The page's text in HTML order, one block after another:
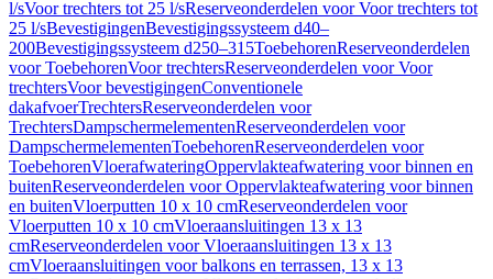
l/sVoor trechters tot 25 l/sReserveonderdelen voor Voor trechters tot
25 l/sBevestigingenBevestigingssysteem d40–
200Bevestigingssysteem d250–315ToebehorenReserveonderdelen
voor ToebehorenVoor trechtersReserveonderdelen voor Voor
trechtersVoor bevestigingenConventionele
dakafvoerTrechtersReserveonderdelen voor
TrechtersDampschermelementenReserveonderdelen voor
DampschermelementenToebehorenReserveonderdelen voor
ToebehorenVloerafwateringOppervlakteafwatering voor binnen en
buitenReserveonderdelen voor Oppervlakteafwatering voor binnen
en buitenVloerputten 10 x 10 cmReserveonderdelen voor
Vloerputten 10 x 10 cmVloeraansluitingen 13 x 13
cmReserveonderdelen voor Vloeraansluitingen 13 x 13
cmVloeraansluitingen voor balkons en terrassen, 13 x 13